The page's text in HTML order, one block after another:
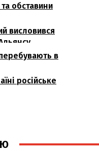
обставини
висловився
в
російське